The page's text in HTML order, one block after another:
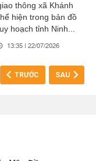
thông xã Khánh
hiện trong bản đồ
hoạch tỉnh Ninh...
13:35 | 22/07/2026
TRƯỚC SAU